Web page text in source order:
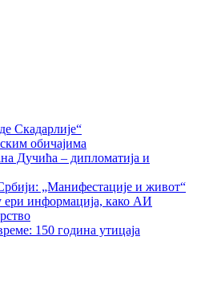
Скадарлије“
обичајима
Дучића – дипломатија и
„Манифестације и живот“
ери информација, како АИ
150 година утицаја